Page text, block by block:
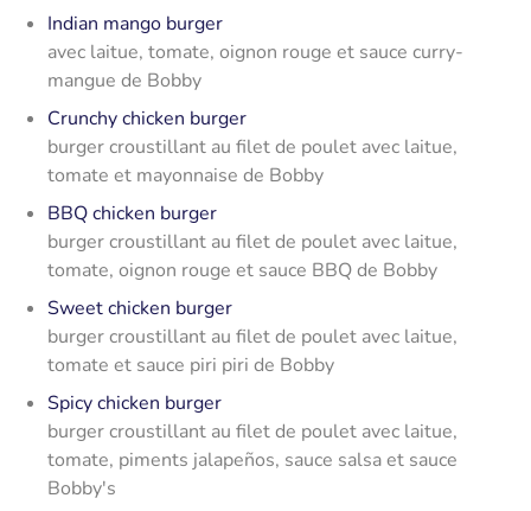
Indian mango burger
avec laitue, tomate, oignon rouge et sauce curry-
mangue de Bobby
Crunchy chicken burger
burger croustillant au filet de poulet avec laitue,
tomate et mayonnaise de Bobby
BBQ chicken burger
burger croustillant au filet de poulet avec laitue,
tomate, oignon rouge et sauce BBQ de Bobby
Sweet chicken burger
burger croustillant au filet de poulet avec laitue,
tomate et sauce piri piri de Bobby
Spicy chicken burger
burger croustillant au filet de poulet avec laitue,
tomate, piments jalapeños, sauce salsa et sauce
Bobby's